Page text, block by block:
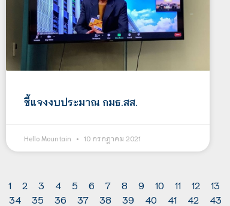
ชี้แจงงบประมาณ กมธ.สส.
Hello Mountain 10 กรกฎาคม 2021
1 2 3 4 5 6 7 8 9 10 11 12 13
34
35 36 37 38 39 40 41 42 43